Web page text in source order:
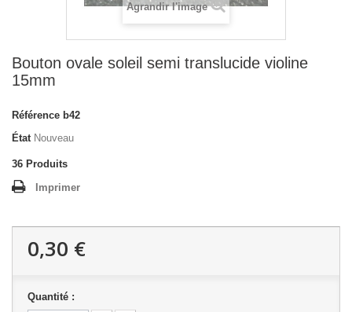
Agrandir l'image
Bouton ovale soleil semi translucide violine
15mm
Référence b42
État Nouveau
36 Produits
Imprimer
0,30 €
Quantité :